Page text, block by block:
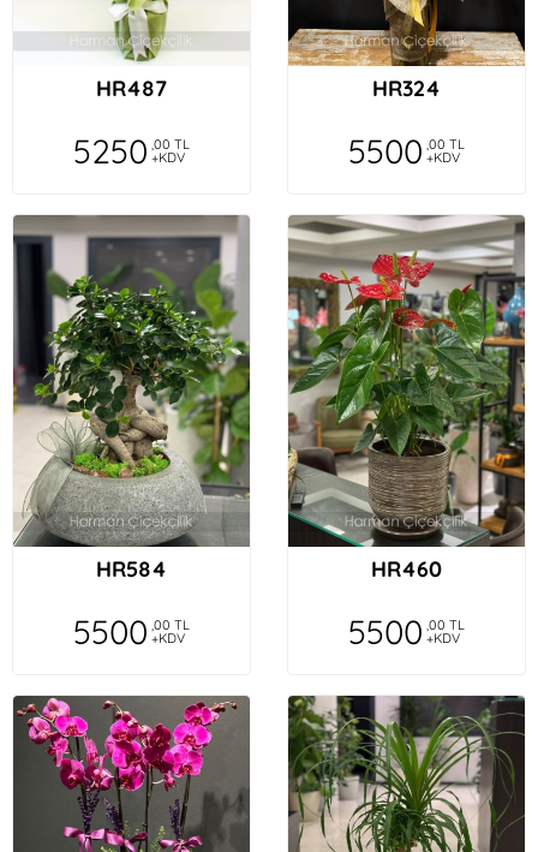
HR487
5250 ,00 TL
+KDV
HR324
5500 ,00 TL
+KDV
HR584
5500 ,00 TL
+KDV
HR460
5500 ,00 TL
+KDV